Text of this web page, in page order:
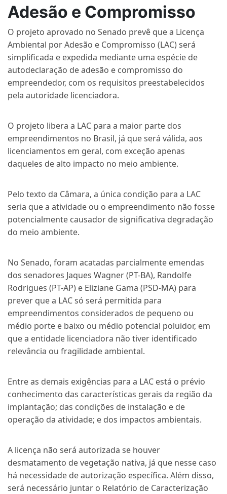
Adesão e Compromisso
O projeto aprovado no Senado prevê que a Licença
Ambiental por Adesão e Compromisso (LAC) será
simplificada e expedida mediante uma espécie de
autodeclaração de adesão e compromisso do
empreendedor, com os requisitos preestabelecidos
pela autoridade licenciadora.
O projeto libera a LAC para a maior parte dos
empreendimentos no Brasil, já que será válida, aos
licenciamentos em geral, com exceção apenas
daqueles de alto impacto no meio ambiente.
Pelo texto da Câmara, a única condição para a LAC
seria que a atividade ou o empreendimento não fosse
potencialmente causador de significativa degradação
do meio ambiente.
No Senado, foram acatadas parcialmente emendas
dos senadores Jaques Wagner (PT-BA), Randolfe
Rodrigues (PT-AP) e Eliziane Gama (PSD-MA) para
prever que a LAC só será permitida para
empreendimentos considerados de pequeno ou
médio porte e baixo ou médio potencial poluidor, em
que a entidade licenciadora não tiver identificado
relevância ou fragilidade ambiental.
Entre as demais exigências para a LAC está o prévio
conhecimento das características gerais da região da
implantação; das condições de instalação e de
operação da atividade; e dos impactos ambientais.
A licença não será autorizada se houver
desmatamento de vegetação nativa, já que nesse caso
há necessidade de autorização específica. Além disso,
será necessário juntar o Relatório de Caracterização